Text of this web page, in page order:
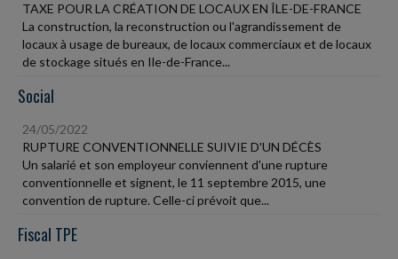
TAXE POUR LA CRÉATION DE LOCAUX EN ÎLE-DE-FRANCE
La construction, la reconstruction ou l'agrandissement de
locaux à usage de bureaux, de locaux commerciaux et de locaux
de stockage situés en Ile-de-France...
Social
24/05/2022
RUPTURE CONVENTIONNELLE SUIVIE D'UN DÉCÈS
Un salarié et son employeur conviennent d'une rupture
conventionnelle et signent, le 11 septembre 2015, une
convention de rupture. Celle-ci prévoit que...
Fiscal TPE